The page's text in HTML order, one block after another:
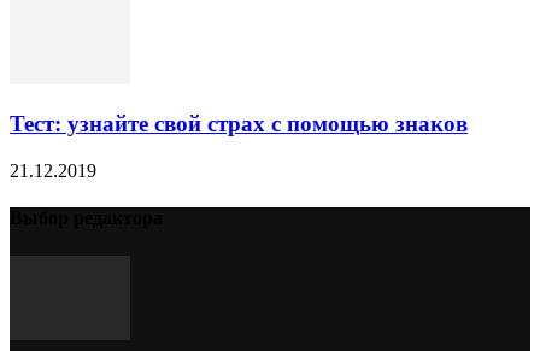
Тест: узнайте свой страх с помощью знаков
21.12.2019